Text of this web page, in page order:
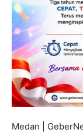
Medan |